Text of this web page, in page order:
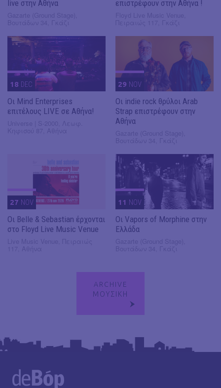
live στην Αθήνα
επιστρέφουν στην Αθήνα !
18 DEC
Οι Mind Enterprises
επιτέλους LIVE σε Αθήνα!
29 NOV
Οι indie rock θρύλοι Arab
Strap επιστρέφουν στην
Αθήνα
27 NOV
Οι Belle & Sebastian έρχονται
στο Floyd Live Music Venue
11 NOV
Οι Vapors of Morphine στην
Ελλάδα
ARCHIVE
ΜΟΥΣΙΚΗ